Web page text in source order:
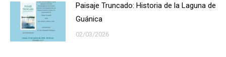
Paisaje Truncado: Historia de la Laguna de
Guánica
02/03/2026